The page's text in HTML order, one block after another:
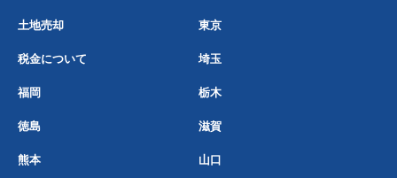
土地売却 東京
税金について 埼玉
福岡 栃木
徳島 滋賀
熊本 山口